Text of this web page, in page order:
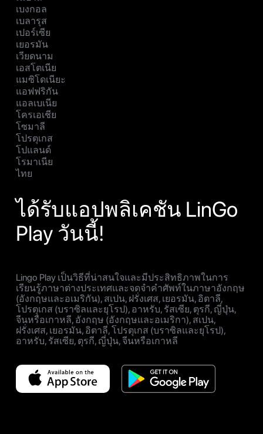
เบงกอล
เบลารุส
เปอร์เซีย
เยอรมัน
เวียดนาม
เอสโตเนีย
แมซิโดเนียะ
แอฟฟริกัน
แอลเบเนีย
โครเอเชีย
โซมาลี
โปรตุเกส
โปแลนด์
โรมาเนีย
ไทย
ได้รับแอปพลิเคชัน LinGo
Play วันนี้!
Lingo Play เป็นวิธีที่น่าสนใจและมีประสิทธิภาพในการ
เรียนรู้ภาษาต่างประเทศและจดจำคำศัพท์ในภาษาอังกฤษ
(อังกฤษและอเมริกัน), สเปน, ฝรั่งเศส, เยอรมัน, อิตาลี,
โปรตุเกส (บราซิลและยุโรป), อาหรับ, รัสเซีย, ตุรกี, ญี่ปุ่น,
จีนหรือเกาหลี, อังกฤษ (อังกฤษและอเมริกา), สเปน,
ฝรั่งเศส, เยอรมัน, อิตาลี, โปรตุเกส (บราซิลและยุโรป),
อาหรับ, รัสเซีย, ตุรกี, ญี่ปุ่น, จีนหรือเกาหลี